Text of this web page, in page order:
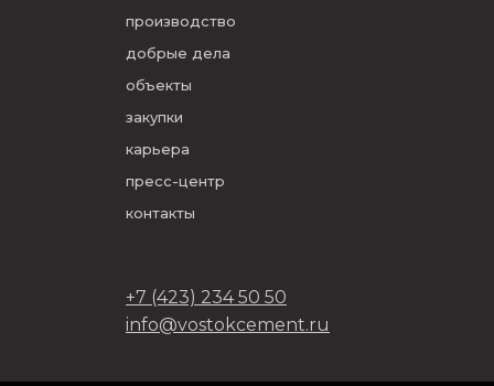
производство
добрые дела
объекты
закупки
карьера
пресс-центр
контакты
+7 (423) 234 50 50
info@vostokcement.ru